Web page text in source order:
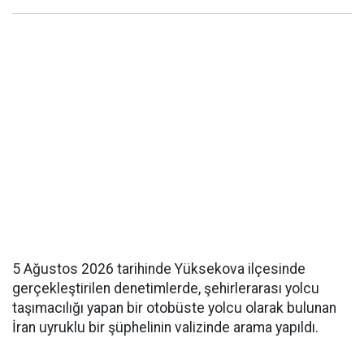
5 Ağustos 2026 tarihinde Yüksekova ilçesinde
gerçekleştirilen denetimlerde, şehirlerarası yolcu
taşımacılığı yapan bir otobüste yolcu olarak bulunan
İran uyruklu bir şüphelinin valizinde arama yapıldı.